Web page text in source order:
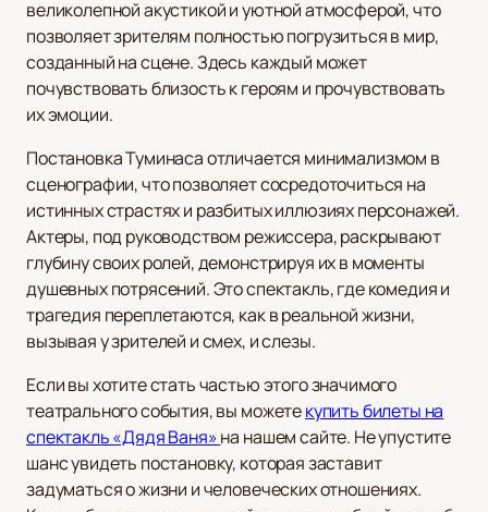
великолепной акустикой и уютной атмосферой, что
позволяет зрителям полностью погрузиться в мир,
созданный на сцене. Здесь каждый может
почувствовать близость к героям и прочувствовать
их эмоции.
Постановка Туминаса отличается минимализмом в
сценографии, что позволяет сосредоточиться на
истинных страстях и разбитых иллюзиях персонажей.
Актеры, под руководством режиссера, раскрывают
глубину своих ролей, демонстрируя их в моменты
душевных потрясений. Это спектакль, где комедия и
трагедия переплетаются, как в реальной жизни,
вызывая у зрителей и смех, и слезы.
Если вы хотите стать частью этого значимого
театрального события, вы можетекупить билеты на
спектакль «Дядя Ваня»на нашем сайте. Не упустите
шанс увидеть постановку, которая заставит
задуматься о жизни и человеческих отношениях.